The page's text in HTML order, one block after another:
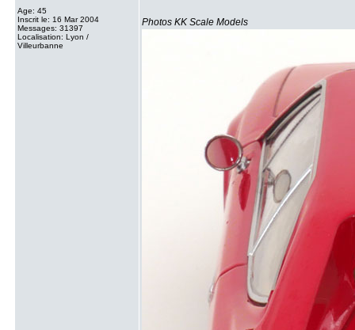
Age: 45
Inscrit le: 16 Mar 2004
Messages: 31397
Localisation: Lyon /
Villeurbanne
Photos KK Scale Models